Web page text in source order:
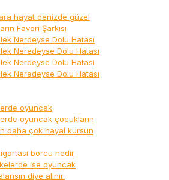
hayat denizde güzel
Favori Şarkısı
Nerdeyse Dolu Hatası
Neredeyse Dolu Hatası
Nerdeyse Dolu Hatası
Neredeyse Dolu Hatası
oyuncak
oyuncak çocukların
daha çok hayal kursun
borcu nedir
ise oyuncak
diye alınır.